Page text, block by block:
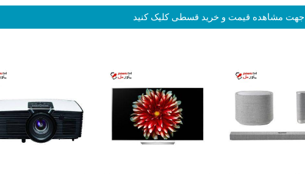
جهت مشاهده قیمت و خرید قسطی کلیک کنید